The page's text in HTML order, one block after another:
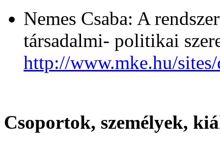
Nemes Csaba: A
társadalmi- politikai
http://www.mke.hu/
Csoportok, személyek,